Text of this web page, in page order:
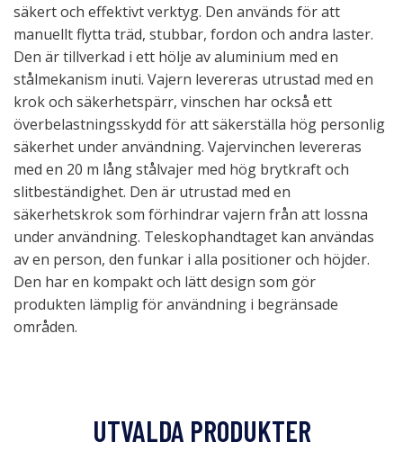
säkert och effektivt verktyg. Den används för att
manuellt flytta träd, stubbar, fordon och andra laster.
Den är tillverkad i ett hölje av aluminium med en
stålmekanism inuti. Vajern levereras utrustad med en
krok och säkerhetspärr, vinschen har också ett
överbelastningsskydd för att säkerställa hög personlig
säkerhet under användning. Vajervinchen levereras
med en 20 m lång stålvajer med hög brytkraft och
slitbeständighet. Den är utrustad med en
säkerhetskrok som förhindrar vajern från att lossna
under användning. Teleskophandtaget kan användas
av en person, den funkar i alla positioner och höjder.
Den har en kompakt och lätt design som gör
produkten lämplig för användning i begränsade
områden.
UTVALDA PRODUKTER